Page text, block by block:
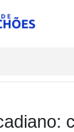
Colchões e